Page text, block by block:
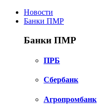
Новости
Банки ПМР
Банки ПМР
ПРБ
Сбербанк
Агропромбанк